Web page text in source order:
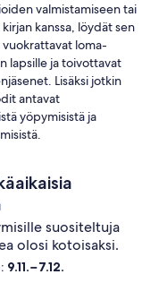
valmistamiseen tai
kanssa, löydät sen
loma-
lapsille ja toivottavat
Lisäksi jotkin
antavat
yöpymisistä ja
suositeltuja
olosi kotoisaksi.
9.11.−7.12.